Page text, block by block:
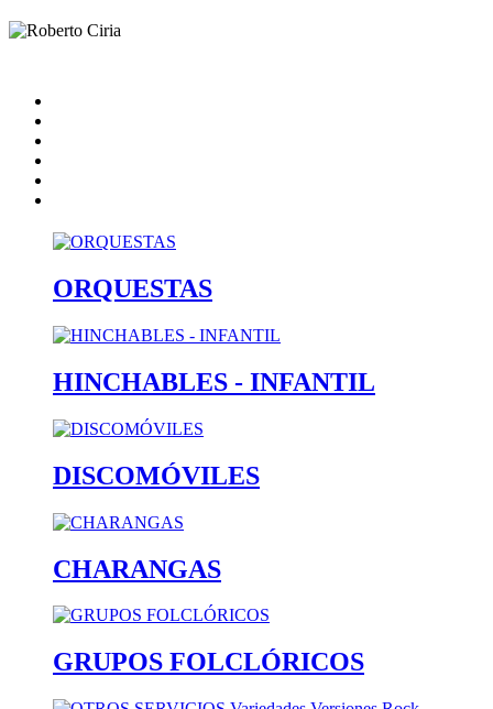
ORQUESTAS
HINCHABLES - INFANTIL
DISCOMÓVILES
CHARANGAS
GRUPOS FOLCLÓRICOS